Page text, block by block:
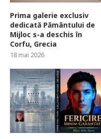
Prima galerie exclusiv
dedicată Pământului de
Mijloc s-a deschis în
Corfu, Grecia
18 mai 2026